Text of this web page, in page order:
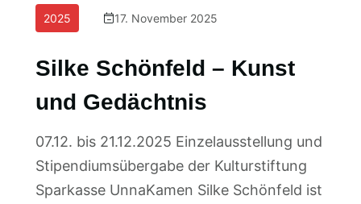
2025 17. November 2025
Silke Schönfeld – Kunst
und Gedächtnis
07.12. bis 21.12.2025 Einzelausstellung und
Stipendiumsübergabe der Kulturstiftung
Sparkasse UnnaKamen Silke Schönfeld ist